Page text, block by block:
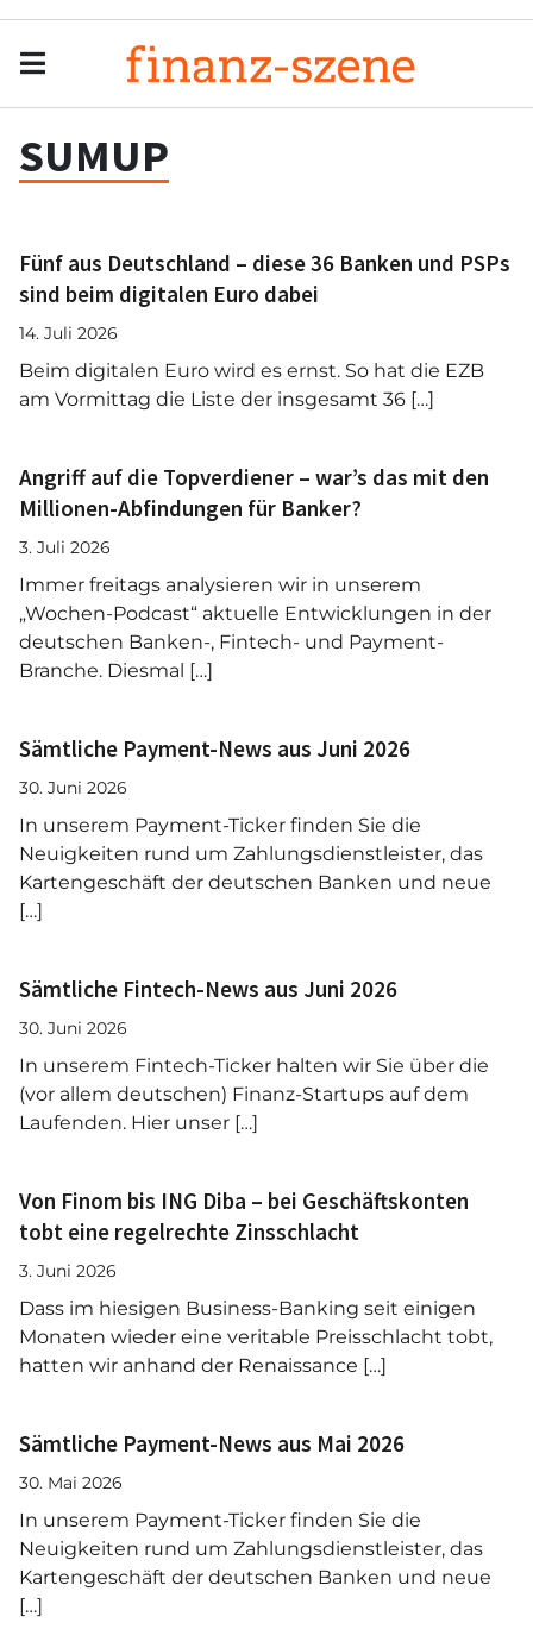
SUMUP
Fünf aus Deutschland – diese 36 Banken und PSPs
sind beim digitalen Euro dabei
14. Juli 2026
Beim digitalen Euro wird es ernst. So hat die EZB
am Vormittag die Liste der insgesamt 36 […]
Angriff auf die Topverdiener – war’s das mit den
Millionen-Abfindungen für Banker?
3. Juli 2026
Immer freitags analysieren wir in unserem
„Wochen-Podcast“ aktuelle Entwicklungen in der
deutschen Banken-, Fintech- und Payment-
Branche. Diesmal […]
Sämtliche Payment-News aus Juni 2026
30. Juni 2026
In unserem Payment-Ticker finden Sie die
Neuigkeiten rund um Zahlungsdienstleister, das
Kartengeschäft der deutschen Banken und neue
[…]
Sämtliche Fintech-News aus Juni 2026
30. Juni 2026
In unserem Fintech-Ticker halten wir Sie über die
(vor allem deutschen) Finanz-Startups auf dem
Laufenden. Hier unser […]
Von Finom bis ING Diba – bei Geschäftskonten
tobt eine regelrechte Zinsschlacht
3. Juni 2026
Dass im hiesigen Business-Banking seit einigen
Monaten wieder eine veritable Preisschlacht tobt,
hatten wir anhand der Renaissance […]
Sämtliche Payment-News aus Mai 2026
30. Mai 2026
In unserem Payment-Ticker finden Sie die
Neuigkeiten rund um Zahlungsdienstleister, das
Kartengeschäft der deutschen Banken und neue
[…]